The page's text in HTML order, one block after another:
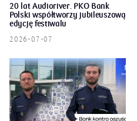
20 lat Audioriver. PKO Bank
Polski współtworzy jubileuszową
edycję festiwalu
2026-07-07